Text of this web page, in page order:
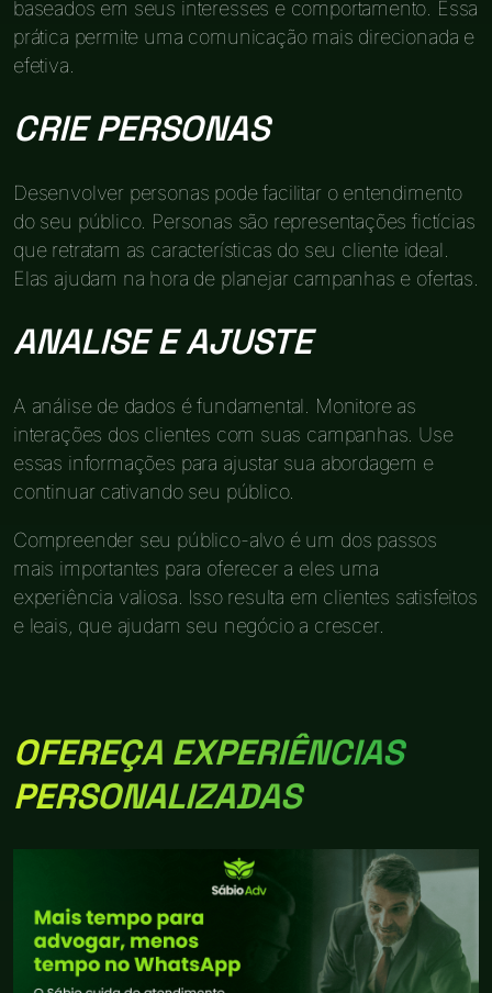
baseados em seus interesses e comportamento. Essa
prática permite uma comunicação mais direcionada e
efetiva.
CRIE PERSONAS
Desenvolver personas pode facilitar o entendimento
do seu público. Personas são representações fictícias
que retratam as características do seu cliente ideal.
Elas ajudam na hora de planejar campanhas e ofertas.
ANALISE E AJUSTE
A análise de dados é fundamental. Monitore as
interações dos clientes com suas campanhas. Use
essas informações para ajustar sua abordagem e
continuar cativando seu público.
Compreender seu público-alvo é um dos passos
mais importantes para oferecer a eles uma
experiência valiosa. Isso resulta em clientes satisfeitos
e leais, que ajudam seu negócio a crescer.
OFEREÇA EXPERIÊNCIAS
PERSONALIZADAS